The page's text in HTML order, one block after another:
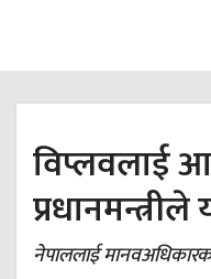
विप्लवलाई
प्रधानमन्त्रीले
नेपाललाई